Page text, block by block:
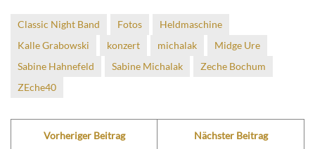
Classic Night Band Fotos
Heldmaschine
Kalle Grabowski
konzert michalak
Midge Ure
Sabine Hahnefeld
Sabine Michalak
Zeche Bochum
ZEche40
Vorheriger Beitrag Nächster Beitrag